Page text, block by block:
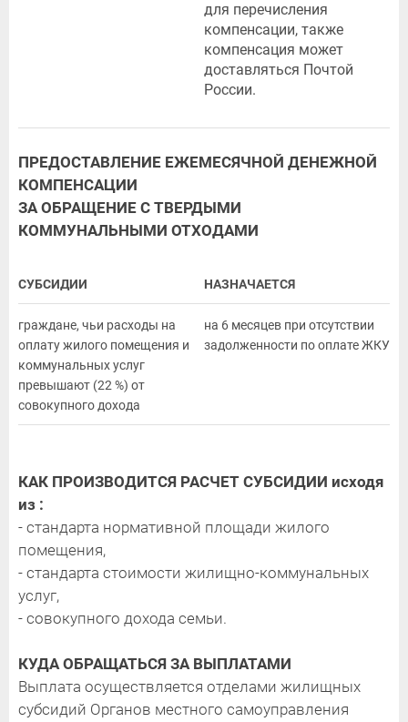
для перечисления
компенсации, также
компенсация может
доставляться Почтой
России.
ПРЕДОСТАВЛЕНИЕ ЕЖЕМЕСЯЧНОЙ ДЕНЕЖНОЙ
КОМПЕНСАЦИИ
ЗА ОБРАЩЕНИЕ С ТВЕРДЫМИ
КОММУНАЛЬНЫМИ ОТХОДАМИ
СУБСИДИИ НАЗНАЧАЕТСЯ
граждане, чьи расходы на
оплату жилого помещения и
коммунальных услуг
превышают (22 %) от
совокупного дохода
на 6 месяцев при отсутствии
задолженности по оплате ЖКУ
КАК ПРОИЗВОДИТСЯ РАСЧЕТ СУБСИДИИ исходя
из :
- стандарта нормативной площади жилого
помещения,
- стандарта стоимости жилищно-коммунальных
услуг,
- совокупного дохода семьи.
КУДА ОБРАЩАТЬСЯ ЗА ВЫПЛАТАМИ
Выплата осуществляется отделами жилищных
субсидий Органов местного самоуправления